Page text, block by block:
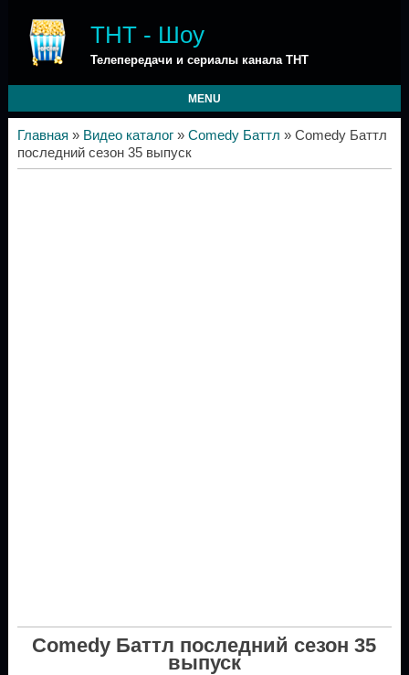
ТНТ - Шоу
Телепередачи и сериалы канала ТНТ
MENU
Главная » Видео каталог» Comedy Баттл » Comedy Баттл
последний сезон 35 выпуск
Comedy Баттл последний сезон 35
выпуск